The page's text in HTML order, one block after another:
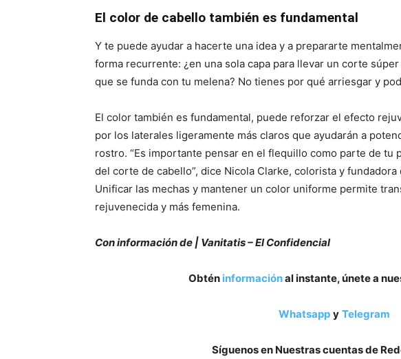
El color de cabello también es fundamental
Y te puede ayudar a hacerte una idea y a prepararte
forma recurrente: ¿en una sola capa para llevar un corte
que se funda con tu melena? No tienes por qué arriesgar y
El color también es fundamental, puede reforzar el efecto
por los laterales ligeramente más claros que ayudarán a
rostro. “Es importante pensar en el flequillo como parte de tu
del corte de cabello”, dice Nicola Clarke, colorista y
Unificar las mechas y mantener un color uniforme permite
rejuvenecida y más femenina.
Con información de | Vanitatis – El Confidencial
Obtén informaciónal instante, únete a
Whatsapp y Telegram
Síguenos en Nuestras cuentas de